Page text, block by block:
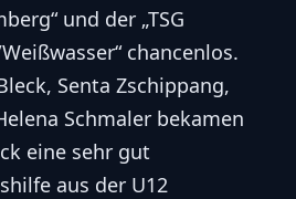
und der „TSG
chancenlos.
Senta Zschippang,
Schmaler bekamen
eine sehr gut
aus der U12